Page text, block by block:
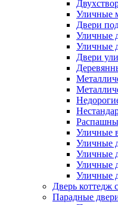
Уличные
Двери
Уличные
Уличные
Двери
Уличные
Уличные
Уличные
Уличные
Уличные
Дверь коттедж
Парадные